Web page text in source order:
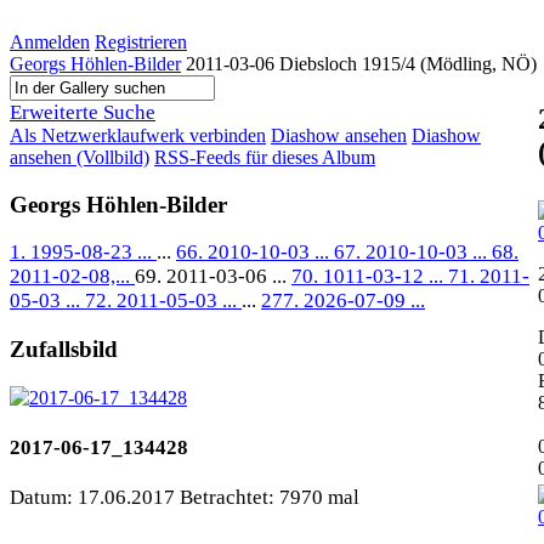
Anmelden Registrieren
Georgs Höhlen-Bilder 2011-03-06 Diebsloch 1915/4 (Mödling, NÖ)
Erweiterte Suche
Als Netzwerklaufwerk verbinden Diashow ansehen Diashow
ansehen (Vollbild) RSS-Feeds für dieses Album
Georgs Höhlen-Bilder
1. 1995-08-23 ... ... 66. 2010-10-03 ... 67. 2010-10-03 ... 68.
2011-02-08,... 69. 2011-03-06 ... 70. 1011-03-12 ... 71. 2011-
05-03 ... 72. 2011-05-03 ... ... 277. 2026-07-09 ...
Zufallsbild
2017-06-17_134428
Datum: 17.06.2017 Betrachtet: 7970 mal